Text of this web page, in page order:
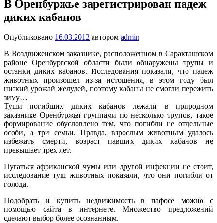
В Оренбуржье зарегистрирован падеж
диких кабанов
Опубликовано 16.03.2012 автором admin
В Воздвиженском заказнике, расположенном в Саракташском
районе Оренбургской области были обнаружены трупы и
останки диких кабанов. Исследования показали, что падеж
животных произошел из-за истощения, в этом году был
низкий урожай желудей, поэтому кабаны не смогли пережить
зиму…
Туши погибших диких кабанов лежали в природном
заказнике Оренбуржья группами по несколько трупов, такое
формирование обусловлено тем, что погибли не отдельные
особи, а три семьи. Правда, взрослым животным удалось
избежать смерти, возраст павших диких кабанов не
превышает трех лет.
Пугаться африканской чумы или другой инфекции не стоит,
исследование туш животных показали, что они погибли от
голода.
Подобрать и купить недвижимость в пафосе можно с
помощью сайта в интернете. Множество предложений
сделают выбор более осознанным.